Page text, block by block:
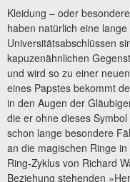
Kleidung – oder
haben natürlich eine
Universitätsabschlüssen
kapuzenähnlichen
und wird so zu einer
eines Papstes bekommt
in den Augen der
die er ohne dieses
schon lange besondere
an die magischen Ringe
Ring-Zyklus von Richard
Beziehung stehenden